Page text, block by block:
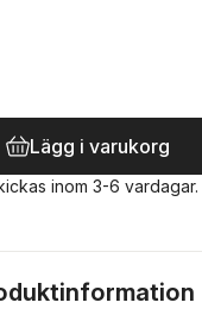
antal röster:
Lägg i varukorg
inom 3-6 vardagar.